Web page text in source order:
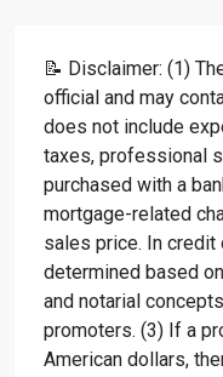
📝 Disclaimer: (1)
official and may
does not include
taxes, professional
purchased with a
mortgage-related
sales price. In
determined based
and notarial
promoters. (3) If a
American dollars,